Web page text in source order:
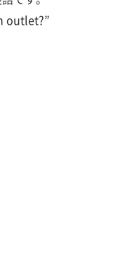
outlet?”